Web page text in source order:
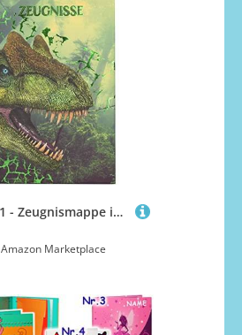
Idena 20131 - Zeugnismappe im Dinosaurier Design, mit 12 Hüllen für DIN A4 Format
Amazon Marketplace